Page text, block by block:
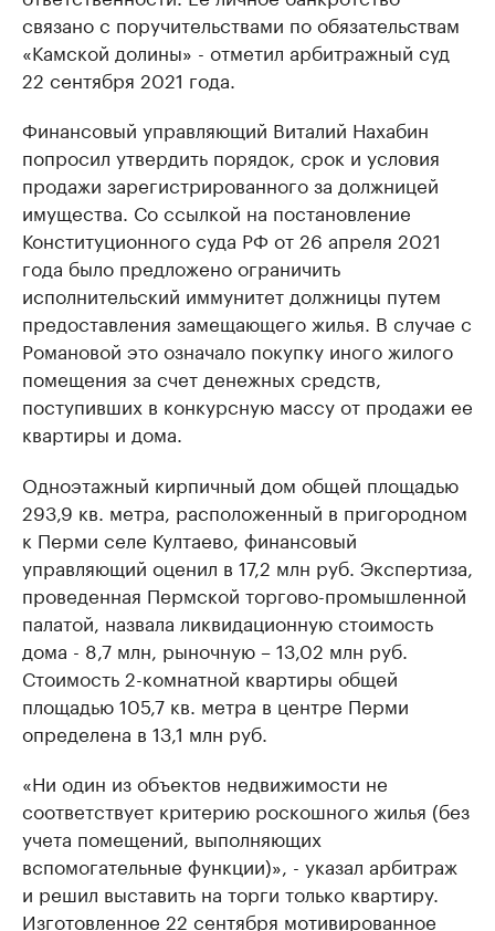
связано с поручительствами по обязательствам
«Камской долины» - отметил арбитражный суд
22 сентября 2021 года.
Финансовый управляющий Виталий Нахабин
попросил утвердить порядок, срок и условия
продажи зарегистрированного за должницей
имущества. Со ссылкой на постановление
Конституционного суда РФ от 26 апреля 2021
года было предложено ограничить
исполнительский иммунитет должницы путем
предоставления замещающего жилья. В случае с
Романовой это означало покупку иного жилого
помещения за счет денежных средств,
поступивших в конкурсную массу от продажи ее
квартиры и дома.
Одноэтажный кирпичный дом общей площадью
293,9 кв. метра, расположенный в пригородном
к Перми селе Култаево, финансовый
управляющий оценил в 17,2 млн руб. Экспертиза,
проведенная Пермской торгово-промышленной
палатой, назвала ликвидационную стоимость
дома - 8,7 млн, рыночную – 13,02 млн руб.
Стоимость 2-комнатной квартиры общей
площадью 105,7 кв. метра в центре Перми
определена в 13,1 млн руб.
«Ни один из объектов недвижимости не
соответствует критерию роскошного жилья (без
учета помещений, выполняющих
вспомогательные функции)», - указал арбитраж
и решил выставить на торги только квартиру.
Изготовленное 22 сентября мотивированное